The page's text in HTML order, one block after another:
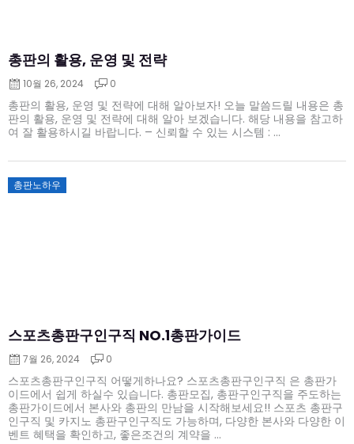
총판의 활용, 운영 및 전략
10월 26, 2024 0
총판의 활용, 운영 및 전략에 대해 알아보자! 오늘 말씀드릴 내용은 총
판의 활용, 운영 및 전략에 대해 알아 보겠습니다. 해당 내용을 참고하
여 잘 활용하시길 바랍니다. – 신뢰할 수 있는 시스템 : ...
총판노하우
스포츠총판구인구직 NO.1총판가이드
Posted
on
7월 26, 2024 0
스포츠총판구인구직 어떻게하나요? 스포츠총판구인구직 은 총판가
이드에서 쉽게 하실수 있습니다. 총판모집, 총판구인구직을 주도하는
총판가이드에서 본사와 총판의 만남을 시작해보세요!! 스포츠 총판구
인구직 및 카지노 총판구인구직도 가능하며, 다양한 본사와 다양한 이
벤트 혜택을 확인하고, 좋은조건의 계약을 ...